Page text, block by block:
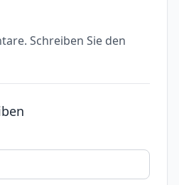
Schreiben Sie den